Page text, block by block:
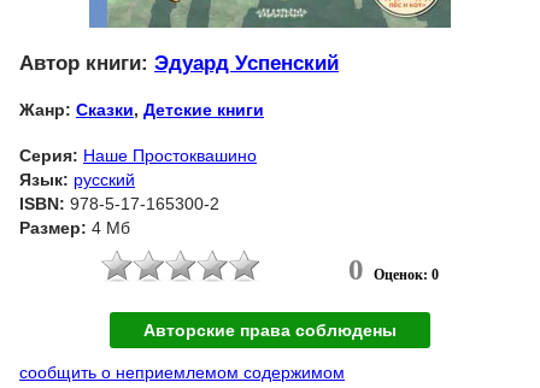
Автор книги: Эдуард Успенский
Жанр: Сказки, Детские книги
Серия: Наше Простоквашино
Язык: русский
ISBN: 978-5-17-165300-2
Размер: 4 Мб
0 Оценок: 0
Авторские права соблюдены
сообщить о неприемлемом содержимом